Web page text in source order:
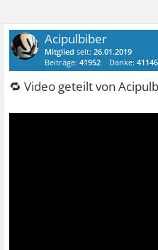
Acipulbiber
Mitglied seit:26.01.2019
Beiträge:41952 Danke:41146
🔁 Video geteilt von